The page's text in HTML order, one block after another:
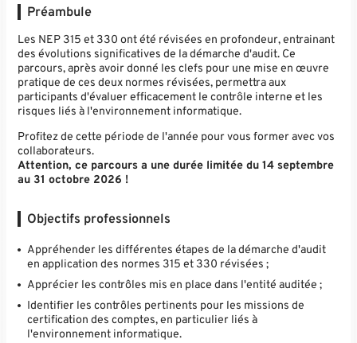
Préambule
Les NEP 315 et 330 ont été révisées en profondeur, entrainant
des évolutions significatives de la démarche d'audit. Ce
parcours, après avoir donné les clefs pour une mise en œuvre
pratique de ces deux normes révisées, permettra aux
participants d'évaluer efficacement le contrôle interne et les
risques liés à l'environnement informatique.
Profitez de cette période de l'année pour vous former avec vos
collaborateurs.
Attention, ce parcours a une durée limitée du 14 septembre
au 31 octobre 2026 !
Objectifs professionnels
Appréhender les différentes étapes de la démarche d'audit
en application des normes 315 et 330 révisées ;
Apprécier les contrôles mis en place dans l'entité auditée ;
Identifier les contrôles pertinents pour les missions de
certification des comptes, en particulier liés à
l'environnement informatique.